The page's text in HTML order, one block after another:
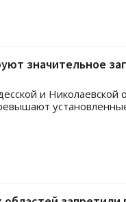
значительное
и Николаевской